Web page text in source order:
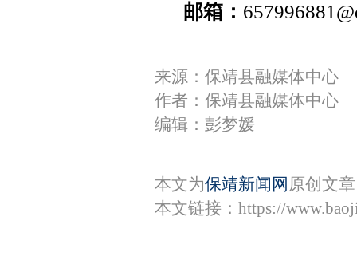
邮箱：
来源：保靖县融媒体中心
作者：保靖县融媒体中心
编辑：彭梦媛
本文为保靖新闻网 原创文
本文链接： https://